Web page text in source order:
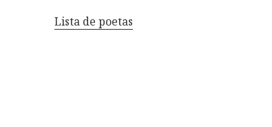
Lista de poetas